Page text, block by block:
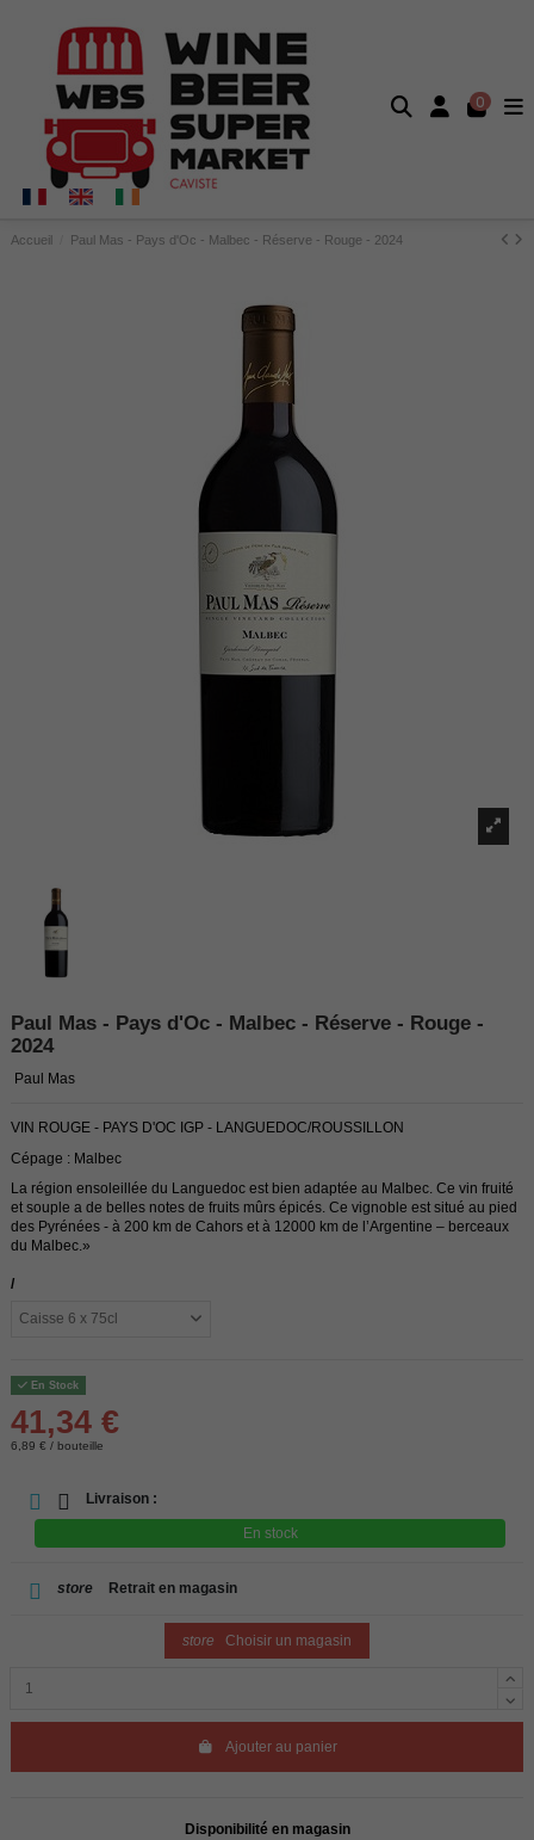
0
Accueil Paul Mas - Pays d'Oc - Malbec - Réserve - Rouge - 2024
Paul Mas - Pays d'Oc - Malbec - Réserve - Rouge -
2024
Paul Mas
VIN ROUGE - PAYS D'OC IGP - LANGUEDOC/ROUSSILLON
Cépage : Malbec
La région ensoleillée du Languedoc est bien adaptée au Malbec. Ce vin fruité
et souple a de belles notes de fruits mûrs épicés. Ce vignoble est situé au pied
des Pyrénées - à 200 km de Cahors et à 12000 km de l’Argentine – berceaux
du Malbec.»
/
En Stock
41,34 €
6,89 € / bouteille
Livraison :
En stock
store Retrait en magasin
store Choisir un magasin
Ajouter au panier
Disponibilité en magasin